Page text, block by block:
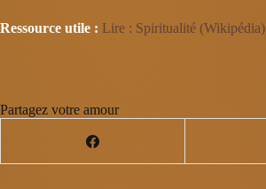
Ressource utile : Lire : Spiritualité (Wikipédia)
Partagez votre amour